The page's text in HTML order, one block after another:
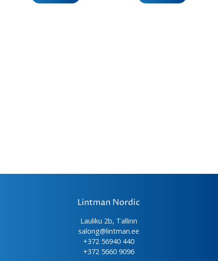
Lintman Nordic
Lauliku 2b, Tallinn
salong@lintman.ee
+372 56940 440
+372 5660 9096